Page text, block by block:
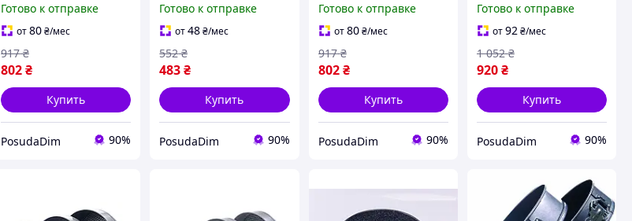
502)
Готово к отправке
от80₴/мес
802₴
917 ₴
Купить
PosudaDim 90%
26х6.8 см (СВ-514)
Готово к отправке
от48₴/мес
483₴
552 ₴
Купить
PosudaDim 90%
шт (CB-531)
Готово к отправке
от80 ₴/мес
802 ₴
917 ₴
Купить
PosudaDim 90%
Granite 3 шт (CB-532)
Готово к отправке
от92₴/мес
920₴
1 052 ₴
Купить
PosudaDim 90%